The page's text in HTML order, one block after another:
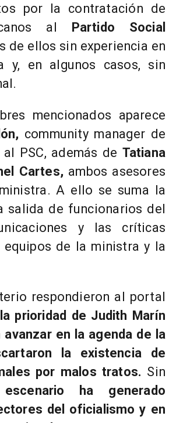
por la contratación de
al Partido Social
de ellos sin experiencia en
y, en algunos casos, sin
mencionados aparece
community manager de
PSC, además de Tatiana
Cartes, ambos asesores
A ello se suma la
salida de funcionarios del
y las críticas
equipos de la ministra y la
respondieron al portal
la prioridad de Judith Marín
en la agenda de la
la existencia de
por malos tratos. Sin
ha generado
del oficialismo y en